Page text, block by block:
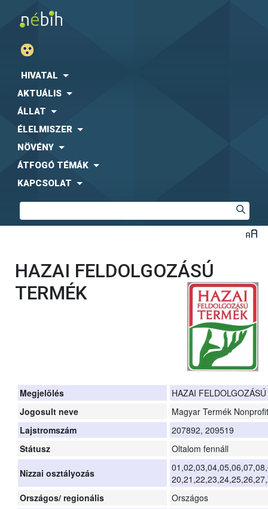
HIVATAL
AKTUÁLIS
ÁLLAT
ÉLELMISZER
NÖVÉNY
ÁTFOGÓ TÉMÁK
KAPCSOLAT
HAZAI FELDOLGOZÁSÚ
TERMÉK
Megjelölés
HAZAI
Jogosult neve
Magyar Termék
Lajstromszám
207892, 209519
Státusz
Oltalom fennáll
Nizzai osztályozás
Országos/ regionális
Országos